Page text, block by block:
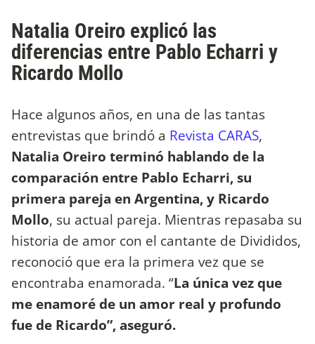
Natalia Oreiro explicó las
diferencias entre Pablo Echarri y
Ricardo Mollo
Hace algunos años, en una de las tantas
entrevistas que brindó a Revista CARAS,
Natalia Oreiro terminó hablando de la
comparación entre Pablo Echarri, su
primera pareja en Argentina, y Ricardo
Mollo, su actual pareja. Mientras repasaba su
historia de amor con el cantante de Divididos,
reconoció que era la primera vez que se
encontraba enamorada. “La única vez que
me enamoré de un amor real y profundo
fue de Ricardo”, aseguró.